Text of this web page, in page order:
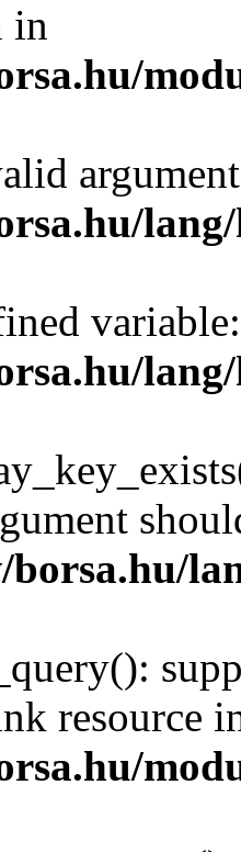
in
borsa.hu/
resource